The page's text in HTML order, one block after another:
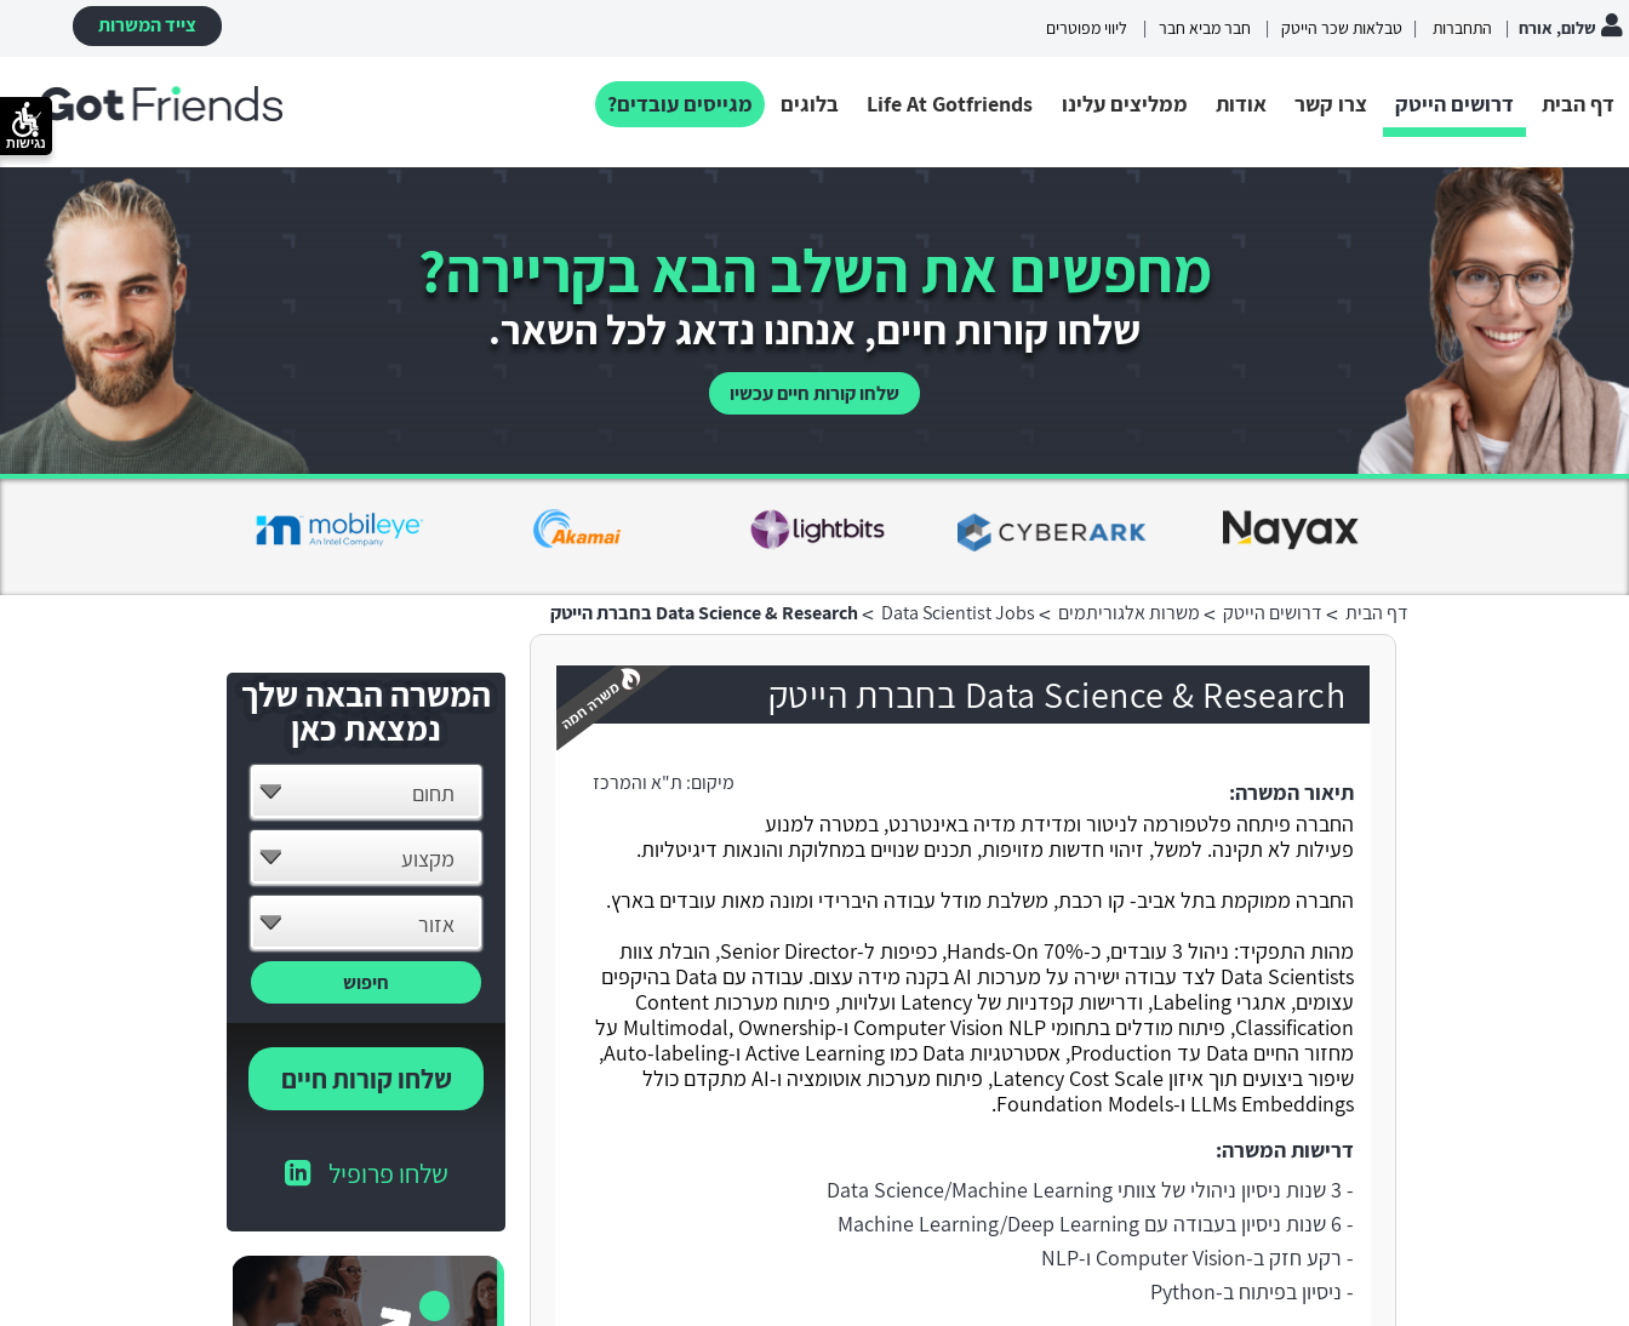
שלום, אורח התחברות טבלאות שכר הייטק חבר מביא חבר ליווי מפוטרים צייד המשרות
דף הבית דרושים הייטק צרו קשר אודות ממליצים עלינו Life At Gotfriends בלוגים מגייסים עובדים?
מחפשים את השלב הבא בקריירה?
שלחו קורות חיים, אנחנו נדאג לכל השאר.
שלחו קורות חיים עכשיו
דף הבית >דרושים הייטק >משרות אלגוריתמים >
Data Scientist Jobs
>Data Science & Research בחברת הייטק
Data Science & Research בחברת הייטק
מיקום: ת"א והמרכז
תיאור המשרה:
החברה פיתחה פלטפורמה לניטור ומדידת מדיה באינטרנט, במטרה למנוע
פעילות לא תקינה. למשל, זיהוי חדשות מזויפות, תכנים שנויים במחלוקת והונאות דיגיטליות.
החברה ממוקמת בתל אביב- קו רכבת, משלבת מודל עבודה היברידי ומונה מאות עובדים בארץ.
מהות התפקיד: ניהול 3 עובדים, כ-70% Hands-On, כפיפות ל-Senior Director, הובלת צוות
Data Scientists לצד עבודה ישירה על מערכות AI בקנה מידה עצום. עבודה עם Data בהיקפים
עצומים, אתגרי Labeling, ודרישות קפדניות של Latency ועלויות, פיתוח מערכות Content
Classification, פיתוח מודלים בתחומי Computer Vision NLP ו-Multimodal, Ownership על
מחזור החיים Data עד Production, אסטרטגיות Data כמו Active Learning ו-Auto-labeling,
שיפור ביצועים תוך איזון Latency Cost Scale, פיתוח מערכות אוטומציה ו-AI מתקדם כולל
LLMs Embeddings ו-Foundation Models.
דרישות המשרה:
- 3 שנות ניסיון ניהולי של צוותי Data Science/Machine Learning
- 6 שנות ניסיון בעבודה עם Machine Learning/Deep Learning
- רקע חזק ב-Computer Vision ו-NLP
- ניסיון בפיתוח ב-Python
המשרה הבאה שלך
נמצאת כאן
תחום
מקצוע
אזור
חיפוש
שלחו קורות חיים
שלחו פרופיל
נגישות